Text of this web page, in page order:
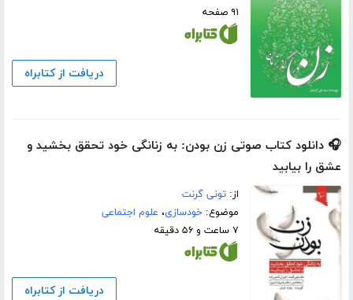
۹۱ صفحه
دریافت از کتابراه
🎧 دانلود کتاب صوتی زن بودن: به زنانگی خود تحقق بخشید و
عشق را بیابید
از:تونی گرنت
موضوع:خودسازی، علوم اجتماعی
۷ ساعت و ۵۶ دقیقه
دریافت از کتابراه